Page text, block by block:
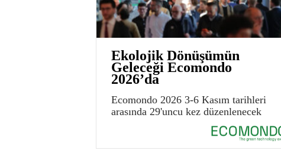
Ekolojik Dönüşümün
Geleceği Ecomondo
2026’da
Ecomondo 2026 3-6 Kasım tarihleri
arasında 29'uncu kez düzenlenecek